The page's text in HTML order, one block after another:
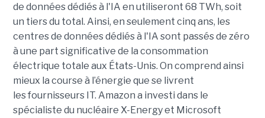
de données dédiés à l'IA en utiliseront 68 TWh, soit
un tiers du total. Ainsi, en seulement cinq ans, les
centres de données dédiés à l'IA sont passés de zéro
à une part significative de la consommation
électrique totale aux États-Unis. On comprend ainsi
mieux la course à l’énergie que se livrent
les fournisseurs IT. Amazon a investi dans le
spécialiste du nucléaire X-Energy et Microsoft